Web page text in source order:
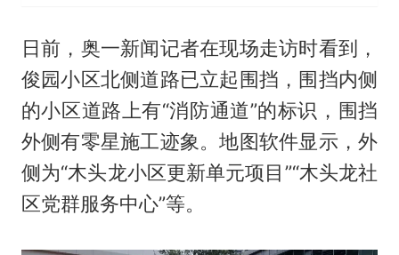
日前，奥一新闻记者在现场走访时看到，
俊园小区北侧道路已立起围挡，围挡内侧
的小区道路上有“消防通道”的标识，围挡
外侧有零星施工迹象。地图软件显示，外
侧为“木头龙小区更新单元项目”“木头龙社
区党群服务中心”等。